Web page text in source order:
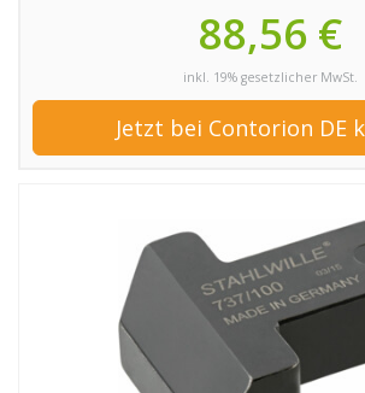
88,56 €
inkl. 19% gesetzlicher MwSt.
Jetzt bei Contorion DE